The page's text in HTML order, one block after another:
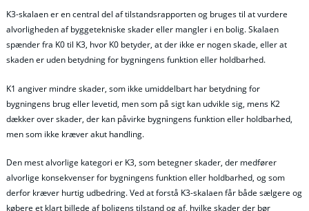
K3-skalaen er en central del af tilstandsrapporten og bruges til at vurdere
alvorligheden af byggetekniske skader eller mangler i en bolig. Skalaen
spænder fra K0 til K3, hvor K0 betyder, at der ikke er nogen skade, eller at
skaden er uden betydning for bygningens funktion eller holdbarhed.
K1 angiver mindre skader, som ikke umiddelbart har betydning for
bygningens brug eller levetid, men som på sigt kan udvikle sig, mens K2
dækker over skader, der kan påvirke bygningens funktion eller holdbarhed,
men som ikke kræver akut handling.
Den mest alvorlige kategori er K3, som betegner skader, der medfører
alvorlige konsekvenser for bygningens funktion eller holdbarhed, og som
derfor kræver hurtig udbedring. Ved at forstå K3-skalaen får både sælgere og
købere et klart billede af boligens tilstand og af, hvilke skader der bør